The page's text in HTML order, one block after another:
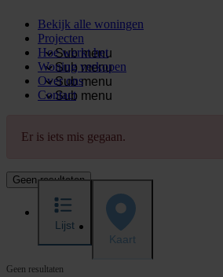
Bekijk alle woningen
Projecten
Sub menu
Hoe werkt het
Sub menu
Woning verkopen
Sub menu
Over ons
Sub menu
Contact
Er is iets mis gegaan.
Geen resultaten
Lijst
Kaart
Geen resultaten